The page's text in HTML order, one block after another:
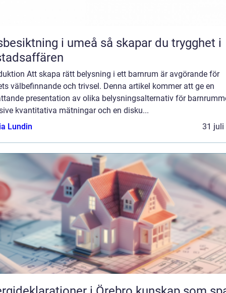
i umeå så skapar du trygghet i
Att skapa rätt belysning i ett barnrum är avgörande för
välbefinnande och trivsel. Denna artikel kommer att ge en
presentation av olika belysningsalternativ för
kvantitativa mätningar och en disku...
Lundin
31 juli